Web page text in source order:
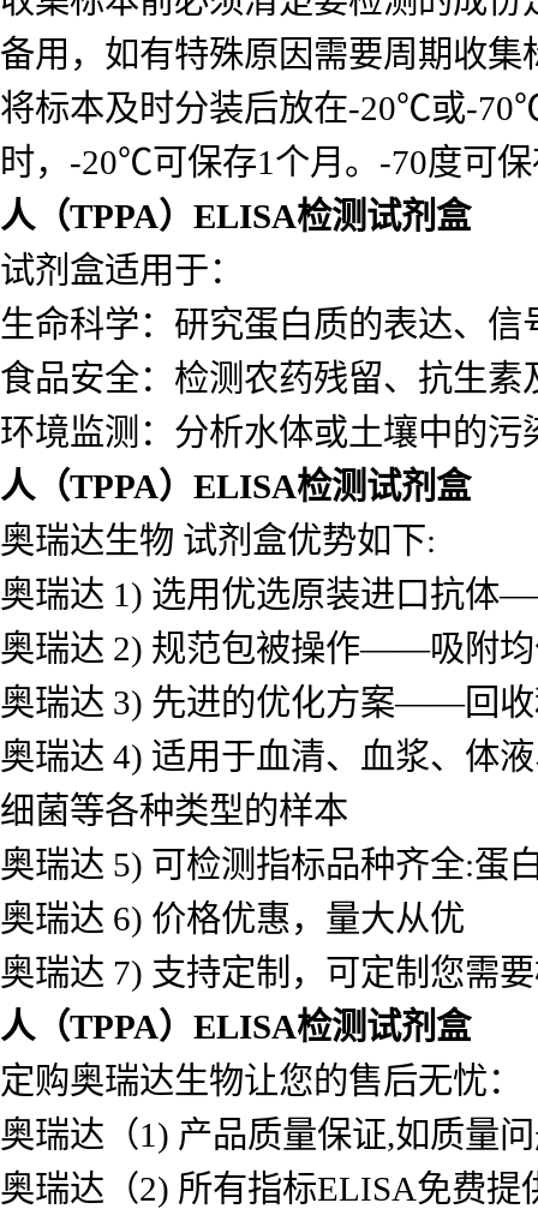
备用，如有特殊原因需要周期收集
将标本及时分装后放在-20℃或-
时，-20℃可保存1个月。-70度可
人（TPPA）ELISA检测试剂盒
试剂盒适用于：
生命科学：研究蛋白质的表达、信
食品安全：检测农药残留、抗生素
环境监测：分析水体或土壤中的
人（TPPA）ELISA检测试剂盒
奥瑞达生物 试剂盒优势如下:
奥瑞达 1) 选用优选原装进口抗
奥瑞达 2) 规范包被操作——吸附
奥瑞达 3) 先进的优化方案——回
奥瑞达 4) 适用于血清、血浆、体
细菌等各种类型的样本
奥瑞达 5) 可检测指标品种齐全:蛋
奥瑞达 6) 价格优惠，量大从优
奥瑞达 7) 支持定制，可定制您需
人（TPPA）ELISA检测试剂盒
定购奥瑞达生物让您的售后无忧：
奥瑞达（1) 产品质量保证,如质量
奥瑞达（2) 所有指标ELISA免费